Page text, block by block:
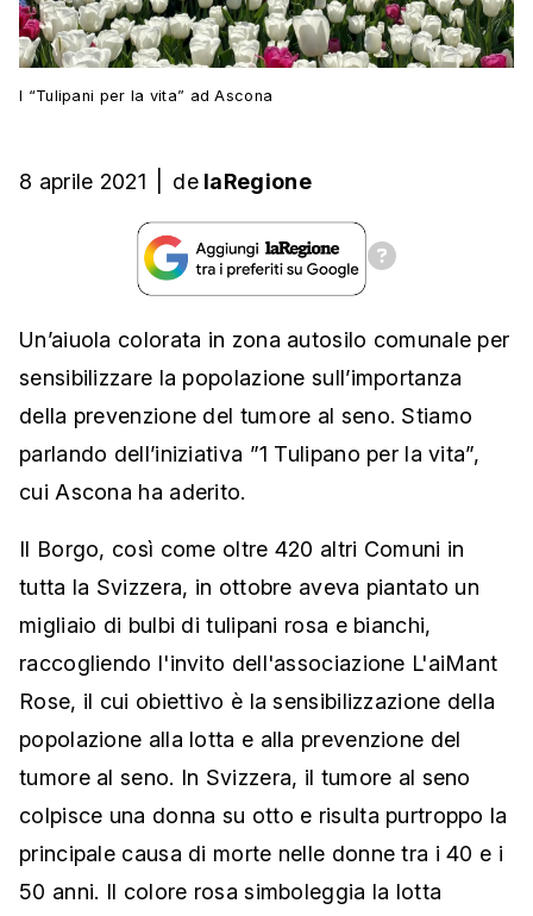
I “Tulipani per la vita” ad Ascona
8 aprile 2021 de laRegione
Un’aiuola colorata in zona autosilo comunale per
sensibilizzare la popolazione sull’importanza
della prevenzione del tumore al seno. Stiamo
parlando dell’iniziativa ”1 Tulipano per la vita”,
cui Ascona ha aderito.
Il Borgo, così come oltre 420 altri Comuni in
tutta la Svizzera, in ottobre aveva piantato un
migliaio di bulbi di tulipani rosa e bianchi,
raccogliendo l'invito dell'associazione L'aiMant
Rose, il cui obiettivo è la sensibilizzazione della
popolazione alla lotta e alla prevenzione del
tumore al seno. In Svizzera, il tumore al seno
colpisce una donna su otto e risulta purtroppo la
principale causa di morte nelle donne tra i 40 e i
50 anni. Il colore rosa simboleggia la lotta